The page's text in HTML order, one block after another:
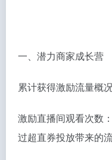
一、潜力商家成长营
累计获得激励流量概
激励直播间观看次数
过超直券投放带来的